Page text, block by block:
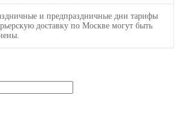
и предпраздничные дни тарифы
доставку по Москве могут быть